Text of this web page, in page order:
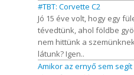
#TBT: Corvette C2
Jó 15 éve volt, hogy egy
tévedtünk, ahol földbe
nem hittünk a
látunk? Igen..
Amikor az ernyő sem segít